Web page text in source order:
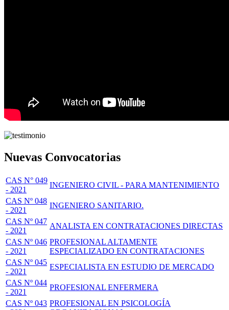
Nuevas Convocatorias
CAS N° 049
- 2021
INGENIERO CIVIL - PARA MANTENIMIENTO
CAS Nº 048
- 2021
INGENIERO SANITARIO.
CAS Nº 047
- 2021
ANALISTA EN CONTRATACIONES DIRECTAS
CAS Nº 046
- 2021
PROFESIONAL ALTAMENTE
ESPECIALIZADO EN CONTRATACIONES
CAS Nº 045
- 2021
ESPECIALISTA EN ESTUDIO DE MERCADO
CAS Nº 044
- 2021
PROFESIONAL ENFERMERA
CAS Nº 043 PROFESIONAL EN PSICOLOGÍA